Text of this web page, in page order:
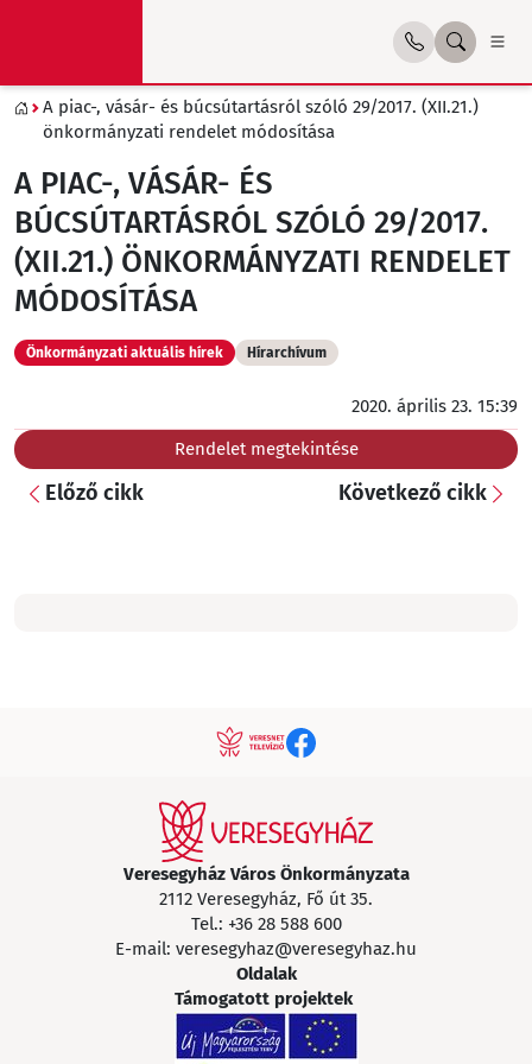
A piac-, vásár- és búcsútartásról szóló 29/2017. (XII.21.)
önkormányzati rendelet módosítása
A PIAC-, VÁSÁR- ÉS
BÚCSÚTARTÁSRÓL SZÓLÓ 29/2017.
(XII.21.) ÖNKORMÁNYZATI RENDELET
MÓDOSÍTÁSA
Önkormányzati aktuális hírek Hírarchívum
2020. április 23. 15:39
Rendelet megtekintése
Előző cikk Következő cikk
Veresegyház Város Önkormányzata
2112 Veresegyház, Fő út 35.
Tel.: +36 28 588 600
E-mail: veresegyhaz@veresegyhaz.hu
Oldalak
Támogatott projektek